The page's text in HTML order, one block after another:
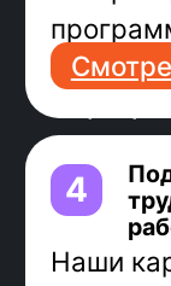
работодателей
сможешь
разработки
Стек Java-